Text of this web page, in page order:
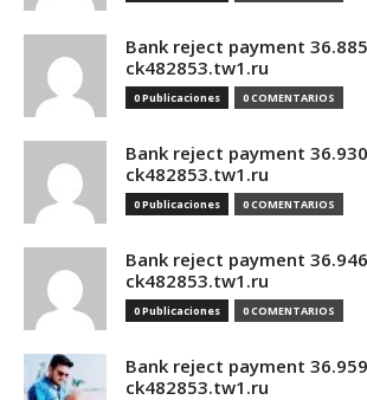
Bank reject payment 36.885
ck482853.tw1.ru
0 Publicaciones 0 COMENTARIOS
Bank reject payment 36.930
ck482853.tw1.ru
0 Publicaciones 0 COMENTARIOS
Bank reject payment 36.946
ck482853.tw1.ru
0 Publicaciones 0 COMENTARIOS
Bank reject payment 36.959
ck482853.tw1.ru